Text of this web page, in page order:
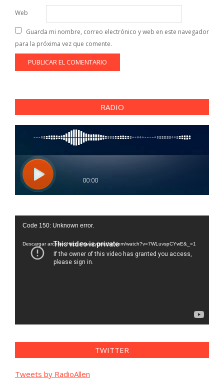
Web
Guarda mi nombre, correo electrónico y web en este navegador
para la próxima vez que comente.
RADIO
Reproductor
vídeo
Code 150: Unknown error.
Descargar archivo: https://www.youtube.com/watch?v=7WLuvspCYwE&_=1
TWITTER
Tweets by RadioAllen